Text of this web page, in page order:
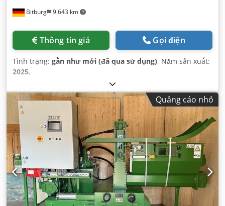
Bitburg 9.643 km
Thông tin giá Gọi điện
Tình trạng: gần như mới (đã qua sử dụng), Năm sản xuất:
2025,
Quảng cáo nhỏ